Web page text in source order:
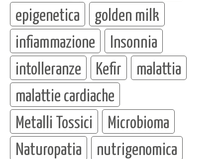
epigenetica
golden milk
infiammazione
Insonnia
intolleranze
Kefir
malattia
malattie cardiache
Metalli Tossici
Microbioma
Naturopatia
nutrigenomica